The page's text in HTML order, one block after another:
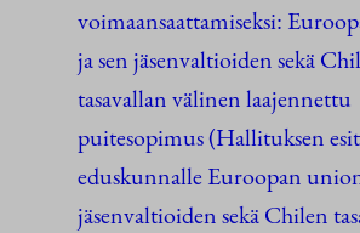
voimaansaattamiseksi:
ja sen jäsenvaltioiden sekä
tasavallan välinen laajennettu
puitesopimus (Hallituksen
eduskunnalle Euroopan
jäsenvaltioiden sekä Chilen